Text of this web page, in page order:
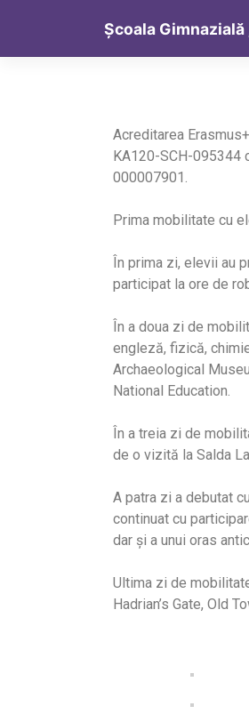
Școala Gimnazială
Acreditarea
KA120-SCH-095344
000007901.
Prima mobilitate cu
În prima zi, elevii au
participat la ore de
În a doua zi de
engleză, fizică,
Archaeological
National Education.
În a treia zi de
de o vizită la Salda
A patra zi a debutat
continuat cu
dar și a unui oras
Ultima zi de
Hadrian’s Gate, Old